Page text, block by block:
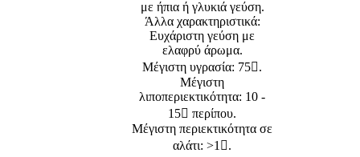
με ήπια ή γλυκιά γεύση.
Άλλα χαρακτηριστικά:
Ευχάριστη γεύση με
ελαφρύ άρωμα.
Μέγιστη υγρασία: 75.
Μέγιστη
λιποπεριεκτικότητα: 10 -
15 περίπου.
Μέγιστη περιεκτικότητα σε
αλάτι: >1.